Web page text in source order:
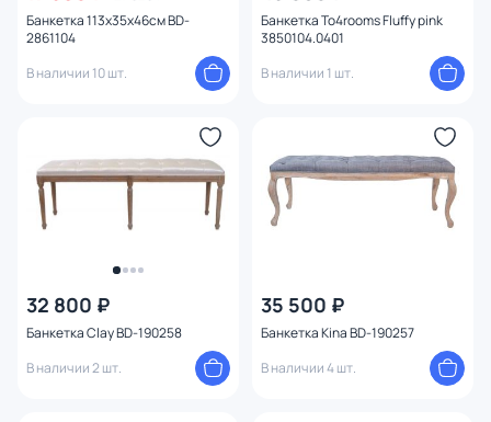
Банкетка 113х35х46см BD-
2861104
В наличии 10 шт.
Банкетка To4rooms Fluffy pink
3850104.0401
В наличии 1 шт.
32 800 ₽
Банкетка Clay BD-190258
В наличии 2 шт.
35 500 ₽
Банкетка Kina BD-190257
В наличии 4 шт.